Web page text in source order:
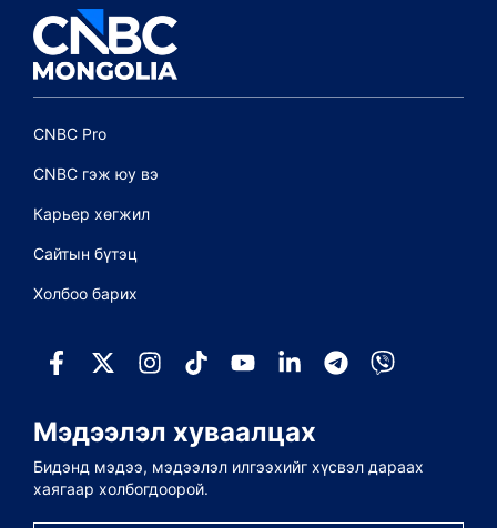
CNBC Pro
CNBC гэж юу вэ
Карьер хөгжил
Сайтын бүтэц
Холбоо барих
Мэдээлэл хуваалцах
Бидэнд мэдээ, мэдээлэл илгээхийг хүсвэл дараах
хаягаар холбогдоорой.